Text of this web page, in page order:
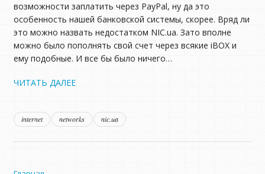
возможности заплатить через PayPal, ну да это
особенность нашей банковской системы, скорее. Вряд ли
это можно назвать недостатком NIC.ua. Зато вполне
можно было пополнять свой счет через всякие iBOX и
ему подобные. И все бы было ничего…
ЧИТАТЬ ДАЛЕЕ
internet networks nic.ua